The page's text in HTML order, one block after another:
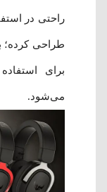
راحتی در
طراحی کرده؛
برای
می‌شود.